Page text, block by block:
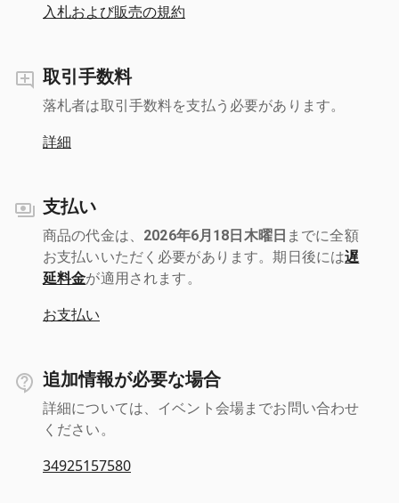
入札および販売の規約
取引手数料
落札者は取引手数料を支払う必要があります。
詳細
支払い
商品の代金は、 2026年6月18日木曜日 までに全額
お支払いいただく必要があります。期日後には遅
延料金が適用されます。
お支払い
追加情報が必要な場合
詳細については、イベント会場までお問い合わせ
ください。
34925157580